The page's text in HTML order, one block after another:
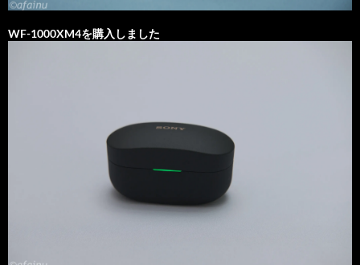
WF-1000XM4を購入しました